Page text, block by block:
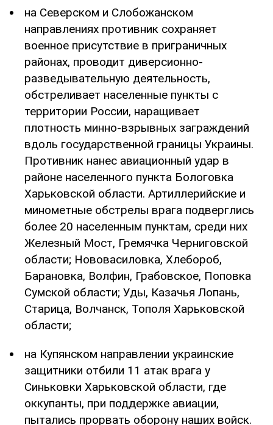
на Северском и Слобожанском
направлениях противник сохраняет
военное присутствие в приграничных
районах, проводит диверсионно-
разведывательную деятельность,
обстреливает населенные пункты с
территории России, наращивает
плотность минно-взрывных заграждений
вдоль государственной границы Украины.
Противник нанес авиационный удар в
районе населенного пункта Бологовка
Харьковской области. Артиллерийские и
минометные обстрелы врага подверглись
более 20 населенным пунктам, среди них
Железный Мост, Гремячка Черниговской
области; Нововасиловка, Хлебороб,
Барановка, Волфин, Грабовское, Поповка
Сумской области; Уды, Казачья Лопань,
Старица, Волчанск, Тополя Харьковской
области;
на Купянском направлении украинские
защитники отбили 11 атак врага у
Синьковки Харьковской области, где
оккупанты, при поддержке авиации,
пытались прорвать оборону наших войск.